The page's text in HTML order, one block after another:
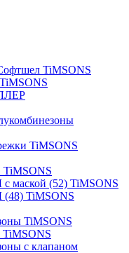
TiMSONS
TiMSONS
(52) TiMSONS
TiMSONS
TiMSONS
с клапаном